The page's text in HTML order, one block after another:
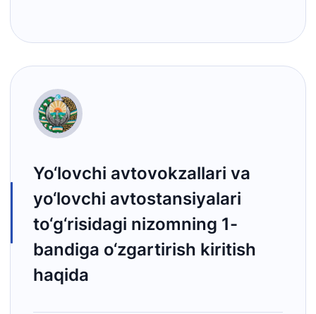
Yo‘lovchi avtovokzallari va
yo‘lovchi avtostansiyalari
to‘g‘risidagi nizomning 1-
bandiga o‘zgartirish kiritish
haqida